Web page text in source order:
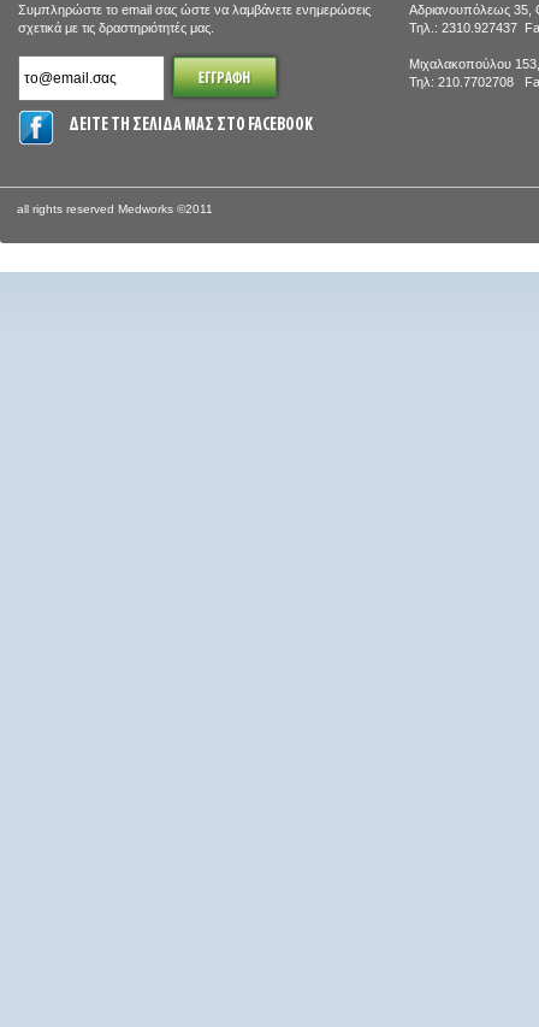
Συμπληρώστε το email σας ώστε να λαμβάνετε ενημερώσεις
σχετικά με τις δραστηριότητές μας.
ΔΕΙΤΕ ΤΗ ΣΕΛΙΔΑ ΜΑΣ ΣΤΟ FACEBOOK
Αδριανουπόλεως 35,
Τηλ.: 2310.927437
Μιχαλακοπούλου
Τηλ: 210.7702708
all rights reserved Medworks ©2011